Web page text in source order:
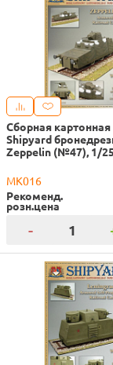
Сборная
Shipyard
Zeppelin (№47), 1/25
MK016
Рекоменд.
розн.цена
-